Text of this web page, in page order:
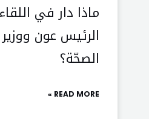
ماذا دار في
الرئيس عون ووزير
الصحّة؟
READ MORE »